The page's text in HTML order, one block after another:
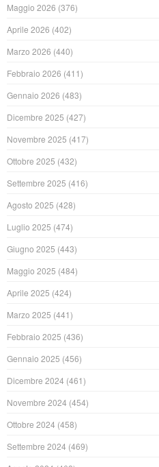
Maggio 2026 (376)
Aprile 2026 (402)
Marzo 2026 (440)
Febbraio 2026 (411)
Gennaio 2026 (483)
Dicembre 2025 (427)
Novembre 2025 (417)
Ottobre 2025 (432)
Settembre 2025 (416)
Agosto 2025 (428)
Luglio 2025 (474)
Giugno 2025 (443)
Maggio 2025 (484)
Aprile 2025 (424)
Marzo 2025 (441)
Febbraio 2025 (436)
Gennaio 2025 (456)
Dicembre 2024 (461)
Novembre 2024 (454)
Ottobre 2024 (458)
Settembre 2024 (469)